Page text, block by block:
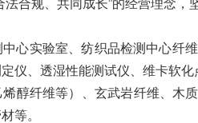
规、共同成长”的经营理念，
实验室、纺织品检测中心纤维
仪、透湿性能测试仪、维卡软
醇纤维等）、玄武岩纤维、木
等。